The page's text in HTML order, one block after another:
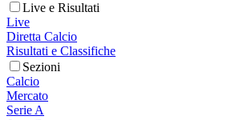
Live e Risultati
Live
Diretta Calcio
Risultati e Classifiche
Sezioni
Calcio
Mercato
Serie A